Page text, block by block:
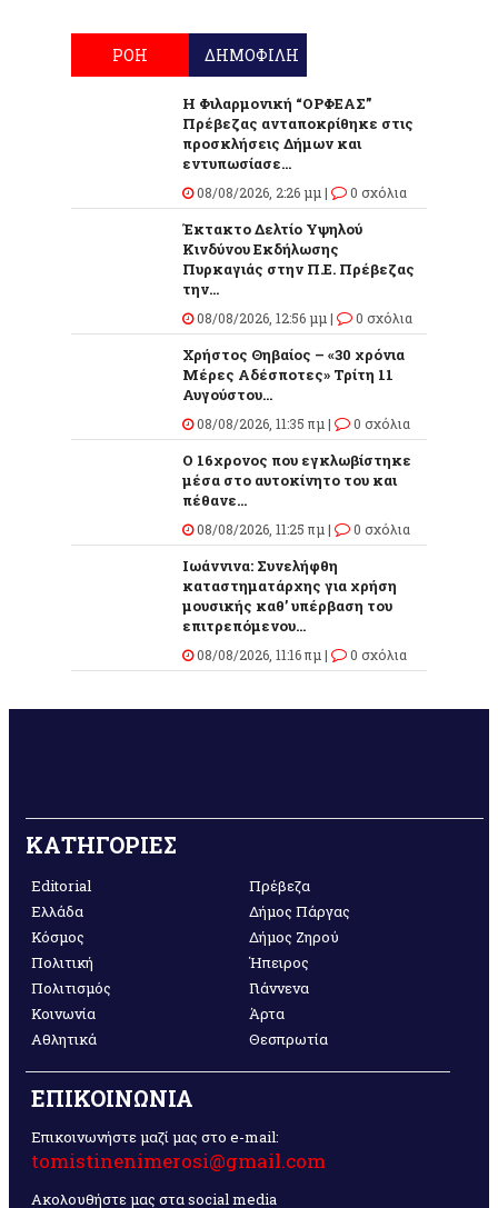
ΡΟΗ ΔΗΜΟΦΙΛΗ
Η Φιλαρμονική “ΟΡΦΕΑΣ”
Πρέβεζας ανταποκρίθηκε στις
προσκλήσεις Δήμων και
εντυπωσίασε...
08/08/2026, 2:26 μμ | 0 σχόλια
Έκτακτο Δελτίο Υψηλού
Κινδύνου Εκδήλωσης
Πυρκαγιάς στην Π.Ε. Πρέβεζας
την...
08/08/2026, 12:56 μμ | 0 σχόλια
Χρήστος Θηβαίος – «30 χρόνια
Μέρες Αδέσποτες» Τρίτη 11
Αυγούστου...
08/08/2026, 11:35 πμ | 0 σχόλια
O 16χρονος που εγκλωβίστηκε
μέσα στο αυτοκίνητο του και
πέθανε...
08/08/2026, 11:25 πμ | 0 σχόλια
Ιωάννινα: Συνελήφθη
καταστηματάρχης για χρήση
μουσικής καθ’ υπέρβαση του
επιτρεπόμενου...
08/08/2026, 11:16 πμ | 0 σχόλια
ΚΑΤΗΓΟΡΙΕΣ
Editorial
Ελλάδα
Κόσμος
Πολιτική
Πολιτισμός
Κοινωνία
Αθλητικά
Πρέβεζα
Δήμος Πάργας
Δήμος Ζηρού
Ήπειρος
Γιάννενα
Άρτα
Θεσπρωτία
ΕΠΙΚΟΙΝΩΝΙΑ
Επικοινωνήστε μαζί μας στο e-mail:
tomistinenimerosi@gmail.com
Ακολουθήστε μας στα social media